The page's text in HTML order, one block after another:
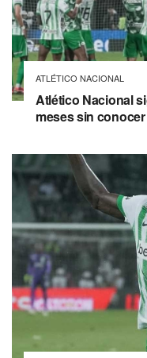
ATLÉTICO NACIONAL
Atlético Nacional
meses sin